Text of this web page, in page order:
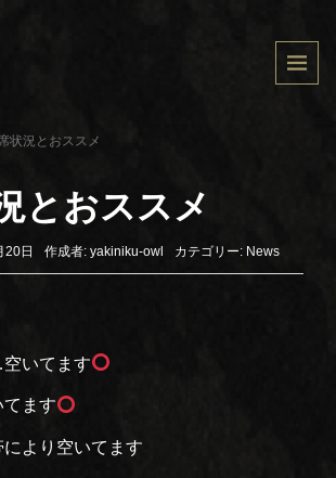
状況とおススメ
とおススメ
20日 作成者: yakiniku-owl カテゴリー: News
いてます
ます
より空いてます